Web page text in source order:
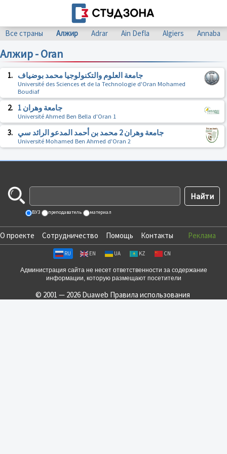
Все страны Алжир Adrar Ain Defla Algiers Annaba
Алжир - Oran
1. جامعة العلوم والتكنولوجيا محمد بوضياف
Université des Sciences et de la Technologie d'Oran Mohamed
Boudiaf
2. جامعة وهران 1
Université Ahmed Ben Bella d'Oran 1
3. جامعة وهران 2 محمد بن أحمد المدعو الرائد سي
Université Mohamed Ben Ahmed d'Oran 2
ВУЗ преподаватель материал
О проекте Сотрудничество Помощь Контакты Реклама
RU EN UA KZ CN
Администрация сайта не несет ответственности за содержание
информации, которую размещают посетители
© 2001 — 2026 Duaweb Правила использования